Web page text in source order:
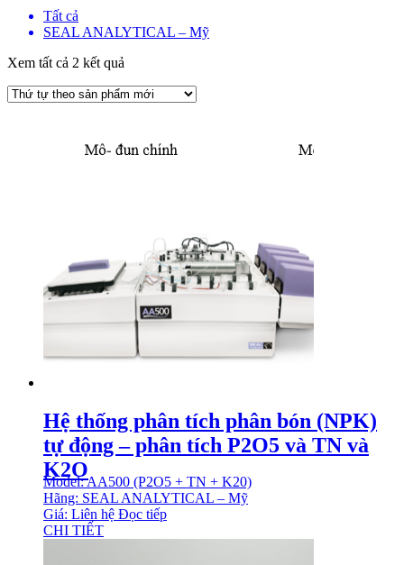
Tất cả
SEAL ANALYTICAL – Mỹ
Xem tất cả 2 kết quả
Hệ thống phân tích phân bón (NPK)
tự động – phân tích P2O5 và TN và
K2O
Model: AA500 (P2O5 + TN + K20)
Hãng: SEAL ANALYTICAL – Mỹ
Giá: Liên hệ Đọc tiếp
CHI TIẾT